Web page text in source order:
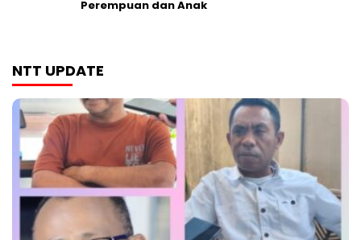
Perempuan dan Anak
NTT UPDATE